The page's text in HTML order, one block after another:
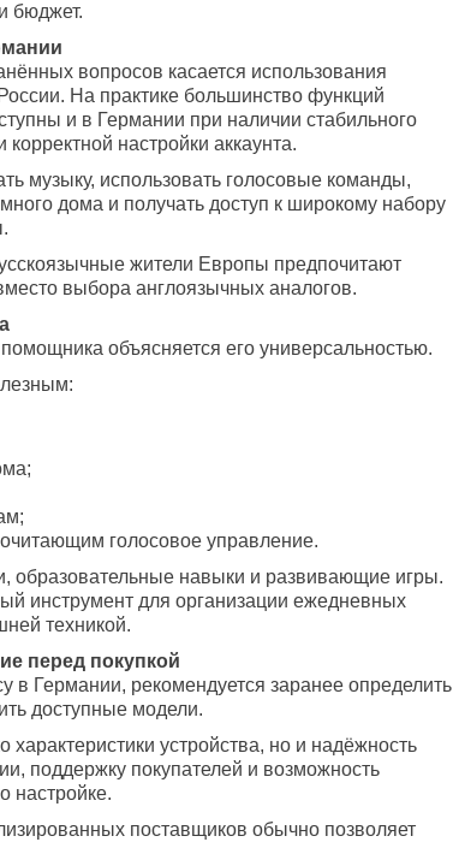
бюджет.
вопросов касается использования
На практике большинство функций
и в Германии при наличии стабильного
настройки аккаунта.
музыку, использовать голосовые команды,
дома и получать доступ к широкому набору
жители Европы предпочитают
выбора англоязычных аналогов.
объясняется его универсальностью.
голосовое управление.
образовательные навыки и развивающие игры.
инструмент для организации ежедневных
техникой.
перед покупкой
в Германии, рекомендуется заранее определить
доступные модели.
характеристики устройства, но и надёжность
поддержку покупателей и возможность
настройке.
поставщиков обычно позволяет